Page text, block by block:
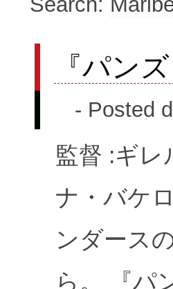
『パン
- Posted
監督 :ギレ
ナ・バケ
ンダース
ら。 『パ